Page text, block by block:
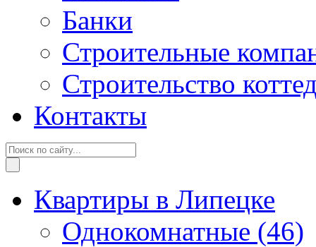
Банки
Строительные
Строительство
Контакты
Квартиры в Липецке
Однокомнатные (46)